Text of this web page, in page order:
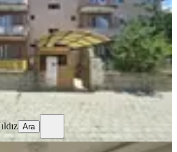
Ergenekon Mahallesi
135 m² 3. Kat 17.07.2026
₺
Ara